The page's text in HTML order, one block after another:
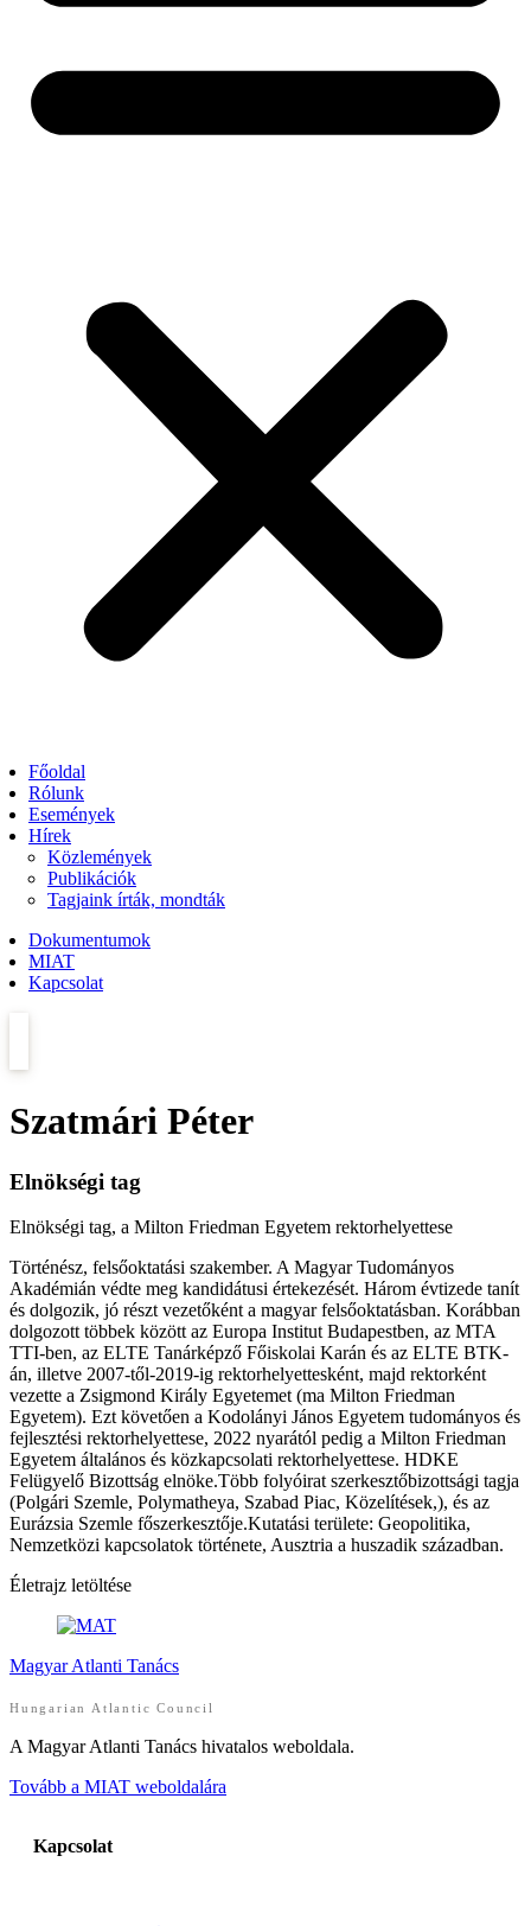
Főoldal
Rólunk
Események
Hírek
Közlemények
Publikációk
Tagjaink írták, mondták
Dokumentumok
MIAT
Kapcsolat
Szatmári Péter
Elnökségi tag
Elnökségi tag, a Milton Friedman Egyetem rektorhelyettese
Történész, felsőoktatási szakember. A Magyar Tudományos
Akadémián védte meg kandidátusi értekezését. Három évtizede tanít
és dolgozik, jó részt vezetőként a magyar felsőoktatásban. Korábban
dolgozott többek között az Europa Institut Budapestben, az MTA
TTI-ben, az ELTE Tanárképző Főiskolai Karán és az ELTE BTK-
án, illetve 2007-től-2019-ig rektorhelyettesként, majd rektorként
vezette a Zsigmond Király Egyetemet (ma Milton Friedman
Egyetem). Ezt követően a Kodolányi János Egyetem tudományos és
fejlesztési rektorhelyettese, 2022 nyarától pedig a Milton Friedman
Egyetem általános és közkapcsolati rektorhelyettese. HDKE
Felügyelő Bizottság elnöke.Több folyóirat szerkesztőbizottsági tagja
(Polgári Szemle, Polymatheya, Szabad Piac, Közelítések,), és az
Eurázsia Szemle főszerkesztője.Kutatási területe: Geopolitika,
Nemzetközi kapcsolatok története, Ausztria a huszadik században.
Életrajz letöltése
Magyar Atlanti Tanács
Hungarian Atlantic Council
A Magyar Atlanti Tanács hivatalos weboldala.
Tovább a MIAT weboldalára
Kapcsolat